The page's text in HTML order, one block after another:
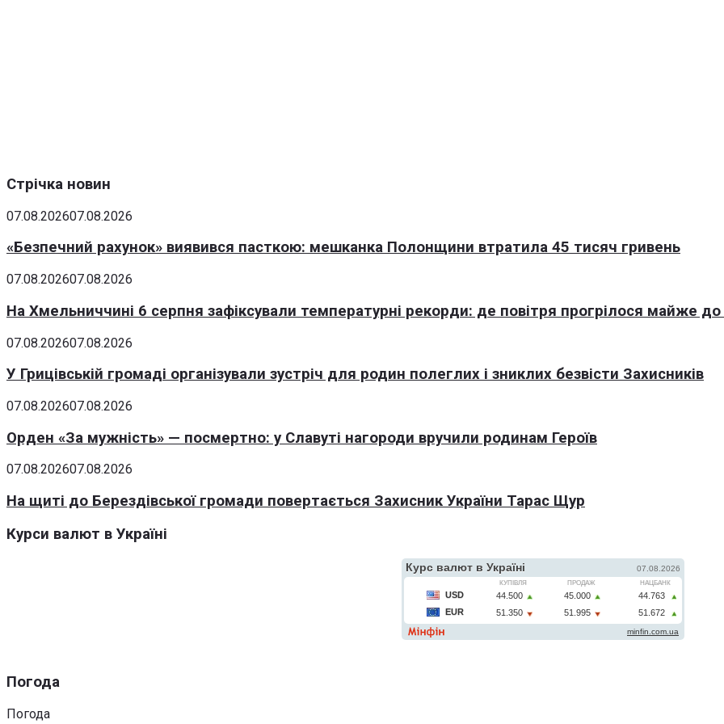
Стрічка новин
07.08.202607.08.2026
«Безпечний рахунок» виявився пасткою: мешканка Полонщини втратила 45 тисяч гривень
07.08.202607.08.2026
На Хмельниччині 6 серпня зафіксували температурні рекорди: де повітря прогрілося майже до
07.08.202607.08.2026
У Грицівській громаді організували зустріч для родин полеглих і зниклих безвісти Захисників
07.08.202607.08.2026
Орден «За мужність» — посмертно: у Славуті нагороди вручили родинам Героїв
07.08.202607.08.2026
На щиті до Берездівської громади повертається Захисник України Тарас Щур
Курси валют в Україні
Погода
Погода